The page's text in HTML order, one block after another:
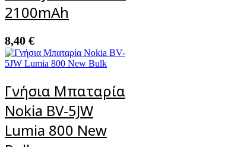
2100mAh
8,40 €
Γνήσια Μπαταρία
Nokia BV-5JW
Lumia 800 New